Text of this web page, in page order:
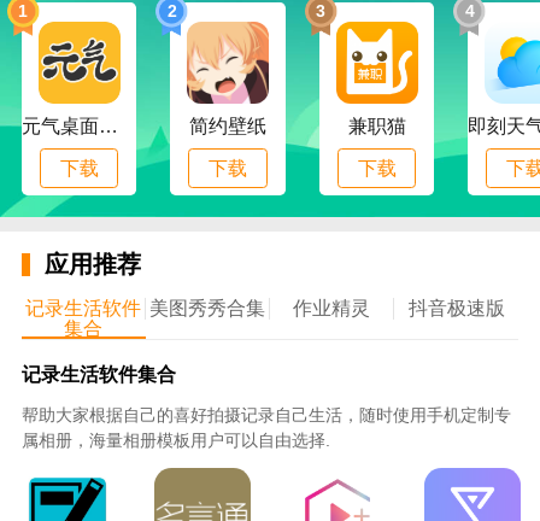
软件功能
1
元气桌面下载
下载
2
简约壁纸
下载
3
兼职猫
下载
4
下
应用推荐
记录生活软件
集合
美图秀秀合集 作业精灵 抖音极速版
记录生活软件集合
帮助大家根据自己的喜好拍摄记录自己生活，随时使用手机定制专
属相册，海量相册模板用户可以自由选择.